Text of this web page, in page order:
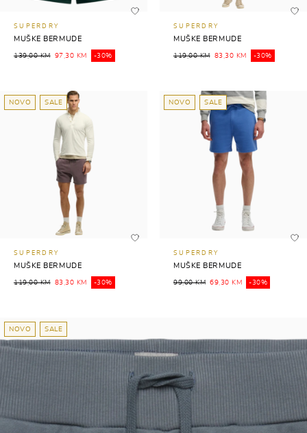
SUPERDRY
MUŠKE BERMUDE
139,00 KM 97,30 KM -30%
SUPERDRY
MUŠKE BERMUDE
119,00 KM 83,30 KM -30%
NOVO SALE
SUPERDRY
MUŠKE BERMUDE
119,00 KM 83,30 KM -30%
NOVO SALE
SUPERDRY
MUŠKE BERMUDE
99,00 KM 69,30 KM -30%
NOVO SALE